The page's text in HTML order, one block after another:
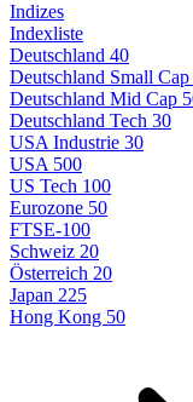
Indizes
Indexliste
Deutschland 40
Deutschland Small
Deutschland Mid Cap
Deutschland Tech 30
USA Industrie 30
USA 500
US Tech 100
Eurozone 50
FTSE-100
Schweiz 20
Österreich 20
Japan 225
Hong Kong 50